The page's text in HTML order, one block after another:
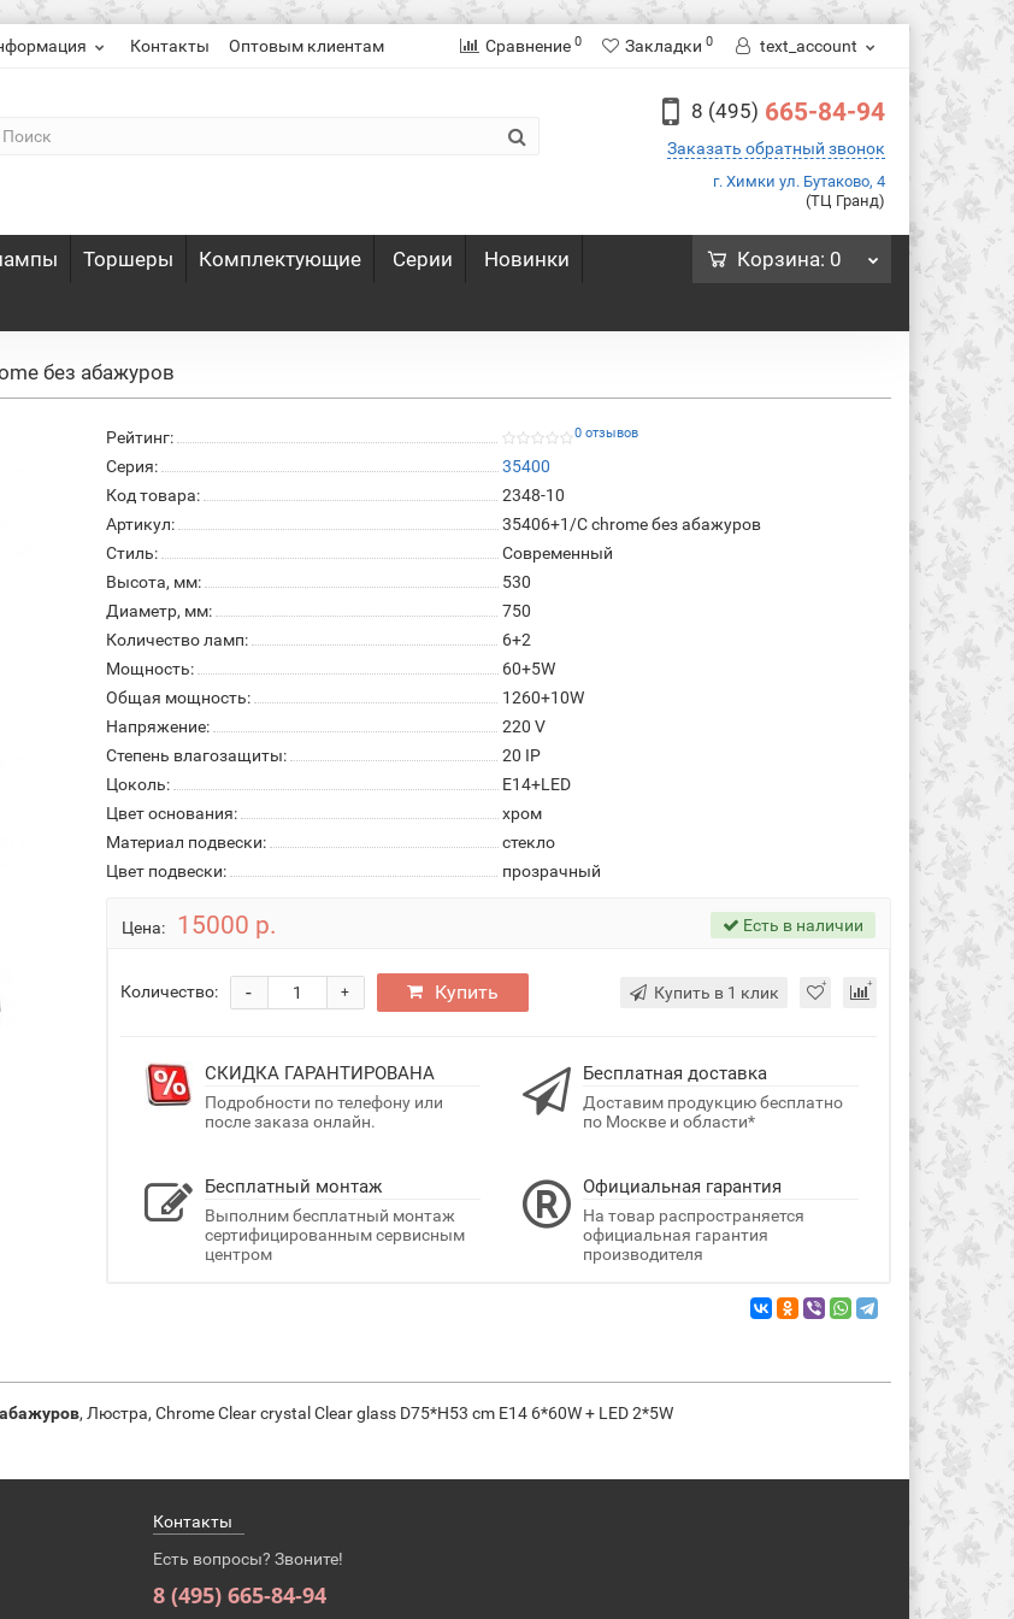
Контакты Оптовым клиентам Сравнение 0 Закладки 0 text_account
8 (495) 665-84-94
Заказать обратный звонок
г. Химки ул. Бутаково, 4
(ТЦ Гранд)
Торшеры Комплектующие Серии
Новинки
Корзина: 0
без абажуров
Рейтинг: 0 отзывов
Серия:
35400
Код товара:
2348-10
Артикул:
35406+1/C chrome без абажуров
Стиль:
Современный
Высота, мм:
530
Диаметр, мм:
750
Количество ламп:
6+2
Мощность:
60+5W
Общая мощность:
1260+10W
Напряжение:
220 V
Степень влагозащиты:
20 IP
Цоколь:
E14+LED
Цвет основания:
хром
Материал подвески:
стекло
Цвет подвески:
прозрачный
Цена: 15000 р. Есть в наличии
Количество: +
- Купить Купить в 1 клик
СКИДКА ГАРАНТИРОВАНА
Подробности по телефону или
после заказа онлайн.
Бесплатная доставка
Доставим продукцию бесплатно
по Москве и области*
Бесплатный монтаж
Выполним бесплатный монтаж
сертифицированным сервисным
центром
Официальная гарантия
На товар распространяется
официальная гарантия
производителя
абажуров, Люстра, Chrome Clear crystal Clear glass D75*H53 cm E14 6*60W + LED 2*5W
Контакты
Есть вопросы? Звоните!
8 (495) 665-84-94